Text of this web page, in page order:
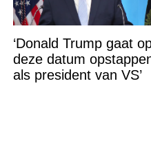
‘Donald Trump gaat
deze datum
als president van VS’